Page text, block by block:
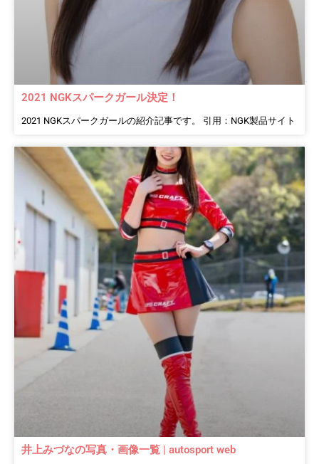
2021 NGKスパークガール決定！
2021 NGKスパークガールの紹介記事です。 引用：NGK製品サイト
井上みづなの写真・画像一覧 | autosport web